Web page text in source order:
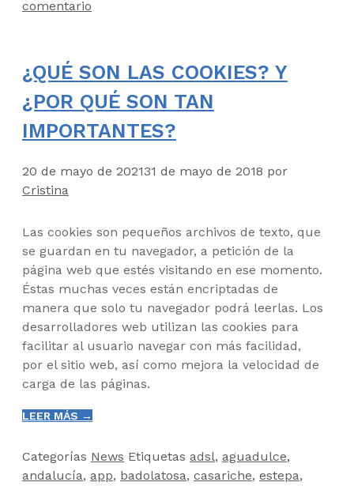
comentario
¿QUÉ SON LAS COOKIES? Y
¿POR QUÉ SON TAN
IMPORTANTES?
20 de mayo de 202131 de mayo de 2018 por
Cristina
Las cookies son pequeños archivos de texto, que
se guardan en tu navegador, a petición de la
página web que estés visitando en ese momento.
Éstas muchas veces están encriptadas de
manera que solo tu navegador podrá leerlas. Los
desarrolladores web utilizan las cookies para
facilitar al usuario navegar con más facilidad,
por el sitio web, así como mejora la velocidad de
carga de las páginas.
LEER MÁS →
Categorías News Etiquetas adsl, aguadulce,
andalucía, app, badolatosa, casariche, estepa,